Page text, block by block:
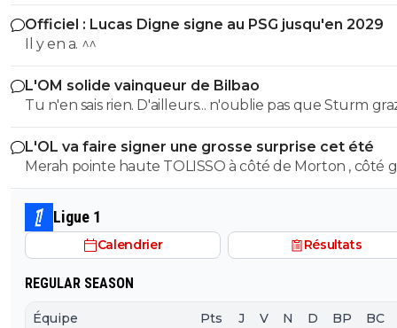
son prêt ça a permis de prendre le latéral droit suisse.
Officiel : Lucas Digne signe au PSG jusqu'en 2029
Il y en a. ^^
L'OM solide vainqueur de Bilbao
Tu n'en sais rien. D'ailleurs... n'oublie pas que Sturm graz...
peut tout à fair renverser la vapeur et éliminer le
L'OL va faire signer une grosse surprise cet été
Merah pointe haute TOLISSO à côté de Morton , côté
mais pouvant aussi se projeter devant et accompagner
Merah et/ou Fofana
Ligue 1
Calendrier Résultats
REGULAR SEASON
Équipe Pts J V N D BP BC